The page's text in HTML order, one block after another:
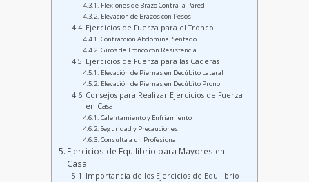
Flexiones de Brazo Contra la Pared
Elevación de Brazos con Pesos
Ejercicios de Fuerza para el Tronco
Contracción Abdominal Sentado
Giros de Tronco con Resistencia
Ejercicios de Fuerza para las Caderas
Elevación de Piernas en Decúbito Lateral
Elevación de Piernas en Decúbito Prono
Consejos para Realizar Ejercicios de Fuerza
en Casa
Calentamiento y Enfriamiento
Seguridad y Precauciones
Consulta a un Profesional
Ejercicios de Equilibrio para Mayores en
Casa
Importancia de los Ejercicios de Equilibrio